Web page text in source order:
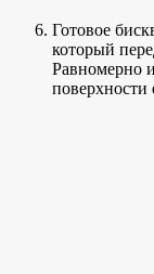
Готовое
который
Равномерно
поверхности